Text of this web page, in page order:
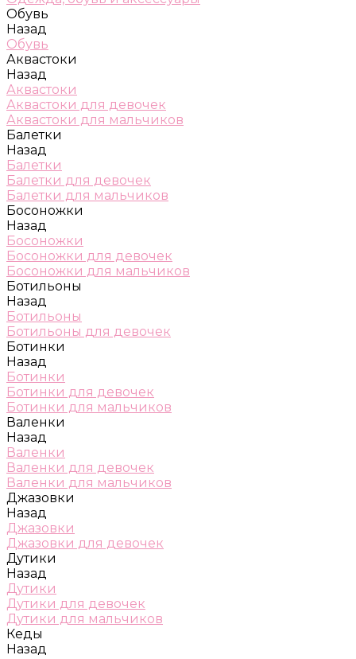
Обувь
Назад
Обувь
Аквастоки
Назад
Аквастоки
Аквастоки для девочек
Аквастоки для мальчиков
Балетки
Назад
Балетки
Балетки для девочек
Балетки для мальчиков
Босоножки
Назад
Босоножки
Босоножки для девочек
Босоножки для мальчиков
Ботильоны
Назад
Ботильоны
Ботильоны для девочек
Ботинки
Назад
Ботинки
Ботинки для девочек
Ботинки для мальчиков
Валенки
Назад
Валенки
Валенки для девочек
Валенки для мальчиков
Джазовки
Назад
Джазовки
Джазовки для девочек
Дутики
Назад
Дутики
Дутики для девочек
Дутики для мальчиков
Кеды
Назад